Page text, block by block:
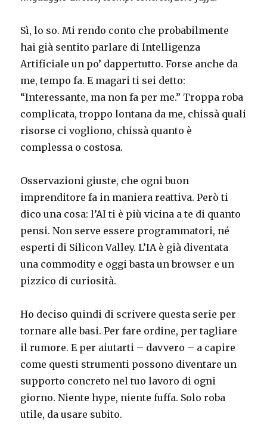
Sì, lo so. Mi rendo conto che probabilmente
hai già sentito parlare di Intelligenza
Artificiale un po’ dappertutto. Forse anche da
me, tempo fa. E magari ti sei detto:
“Interessante, ma non fa per me.” Troppa roba
complicata, troppo lontana da me, chissà quali
risorse ci vogliono, chissà quanto è
complessa o costosa.
Osservazioni giuste, che ogni buon
imprenditore fa in maniera reattiva. Però ti
dico una cosa: l’AI ti è più vicina a te di quanto
pensi. Non serve essere programmatori, né
esperti di Silicon Valley. L’IA è già diventata
una commodity e oggi basta un browser e un
pizzico di curiosità.
Ho deciso quindi di scrivere questa serie per
tornare alle basi. Per fare ordine, per tagliare
il rumore. E per aiutarti – davvero – a capire
come questi strumenti possono diventare un
supporto concreto nel tuo lavoro di ogni
giorno. Niente hype, niente fuffa. Solo roba
utile, da usare subito.